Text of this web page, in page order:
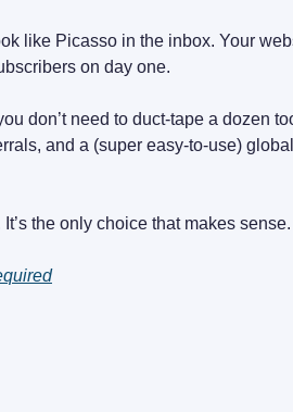
like Picasso in the inbox. Your
on day one.
don’t need to duct-tape a dozen
and a (super easy-to-use)
the only choice that makes sense.